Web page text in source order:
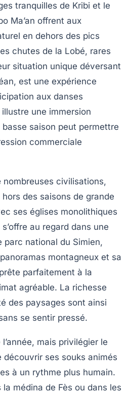
tranquilles de Kribi et le
Ma’an offrent aux
en dehors des pics
chutes de la Lobé, rares
situation unique déversant
est une expérience
aux danses
une immersion
saison peut permettre
commerciale
nombreuses civilisations,
des saisons de grande
ses églises monolithiques
au regard dans une
parc national du Simien,
montagneux et sa
parfaitement à la
agréable. La richesse
des paysages sont ainsi
se sentir pressé.
mais privilégier le
découvrir ses souks animés
à un rythme plus humain.
médina de Fès ou dans les